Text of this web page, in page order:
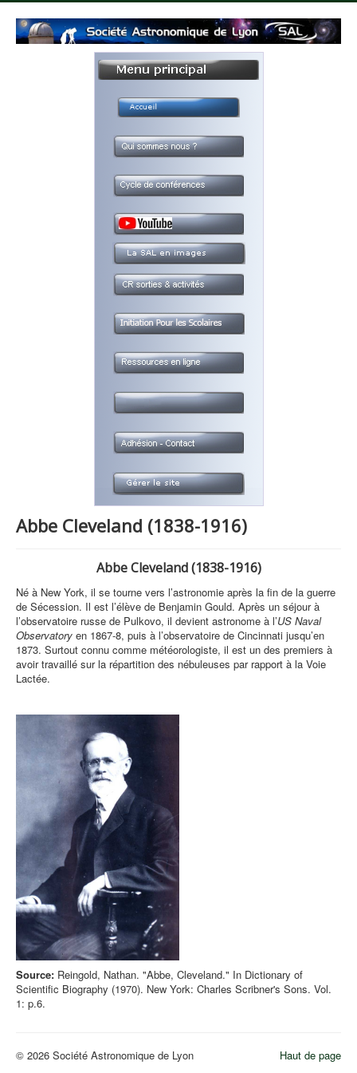
Abbe Cleveland (1838-1916)
Abbe Cleveland (1838-1916)
Né à New York, il se tourne vers l’astronomie après la fin de la guerre
de Sécession. Il est l’élève de Benjamin Gould. Après un séjour à
l’observatoire russe de Pulkovo, il devient astronome à l’US Naval
Observatory en 1867-8, puis à l’observatoire de Cincinnati jusqu’en
1873. Surtout connu comme météorologiste, il est un des premiers à
avoir travaillé sur la répartition des nébuleuses par rapport à la Voie
Lactée.
Source: Reingold, Nathan. "Abbe, Cleveland." In Dictionary of
Scientific Biography (1970). New York: Charles Scribner's Sons. Vol.
1: p.6.
Haut de page
© 2026 Société Astronomique de Lyon